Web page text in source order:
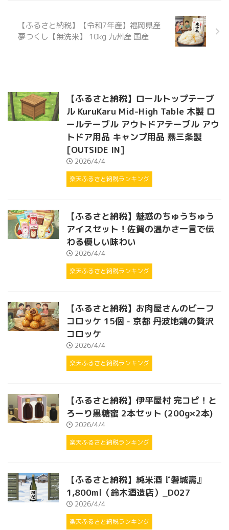
【ふるさと納税】【令和7年産】福岡県産
夢つくし【無洗米】 10kg 九州産 国産
【ふるさと納税】ロールトップテーブ
ル KuruKaru Mid-High Table 木製 ロ
ールテーブル アウトドアテーブル アウ
トドア用品 キャンプ用品 燕三条製
[OUTSIDE IN]
2026/4/4
楽天ふるさと納税ランキング
【ふるさと納税】魅惑のちゅうちゅう
アイスセット！佐賀の温かさ一言で伝
わる優しい味わい
2026/4/4
楽天ふるさと納税ランキング
【ふるさと納税】お肉屋さんのビーフ
コロッケ 15個 - 京都 丹波地鶏の贅沢
コロッケ
2026/4/4
楽天ふるさと納税ランキング
【ふるさと納税】伊平屋村 完コピ！と
ろーり黒糖蜜 2本セット (200g×2本)
2026/4/4
楽天ふるさと納税ランキング
【ふるさと納税】純米酒『磐城壽』
1,800ml（鈴木酒造店）_D027
2026/4/4
楽天ふるさと納税ランキング